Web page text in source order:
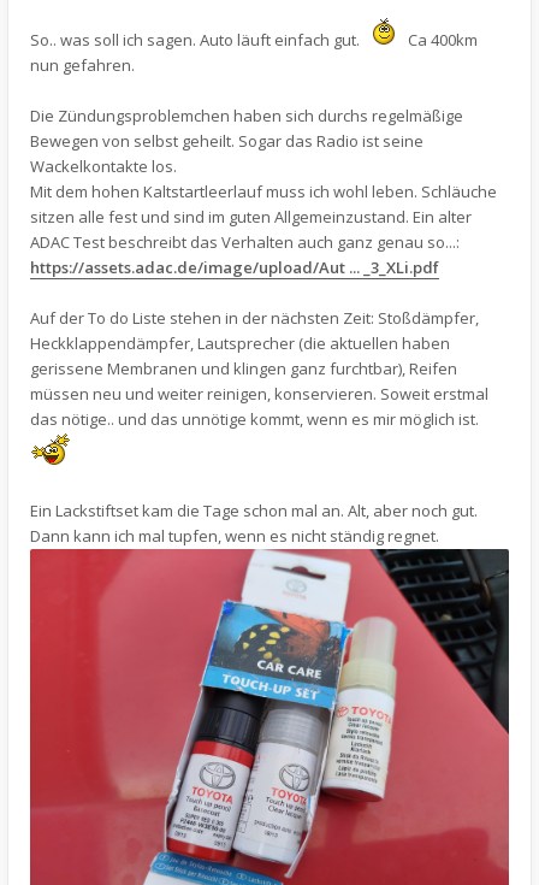
So.. was soll ich sagen. Auto läuft einfach gut.
Ca 400km
nun gefahren.
Die Zündungsproblemchen haben sich durchs regelmäßige
Bewegen von selbst geheilt. Sogar das Radio ist seine
Wackelkontakte los.
Mit dem hohen Kaltstartleerlauf muss ich wohl leben. Schläuche
sitzen alle fest und sind im guten Allgemeinzustand. Ein alter
ADAC Test beschreibt das Verhalten auch ganz genau so...:
https://assets.adac.de/image/upload/Aut ... _3_XLi.pdf
Auf der To do Liste stehen in der nächsten Zeit: Stoßdämpfer,
Heckklappendämpfer, Lautsprecher (die aktuellen haben
gerissene Membranen und klingen ganz furchtbar), Reifen
müssen neu und weiter reinigen, konservieren. Soweit erstmal
das nötige.. und das unnötige kommt, wenn es mir möglich ist.
Ein Lackstiftset kam die Tage schon mal an. Alt, aber noch gut.
Dann kann ich mal tupfen, wenn es nicht ständig regnet.